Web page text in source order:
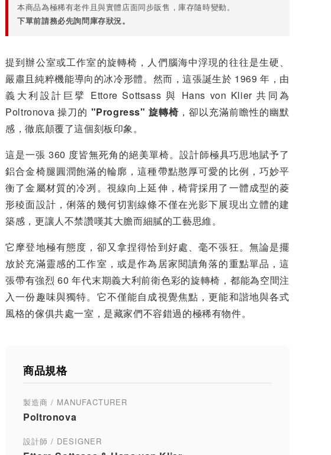
本商品為極稀有老件且與實體店面同步販售，庫存隨時變動。
下單前請務必先詢問庫存狀況。
提到辦公室或工作室的旋轉椅，人們腦海中浮現的往往是生硬、
嚴肅且純粹機能導向的冰冷形體。然而，這張誕生於 1969 年，由
義大利設計巨擘 Ettore Sottsass 與 Hans von Klier 共同為
Poltronova 操刀的 "Progress" 旋轉椅，卻以充滿前瞻性的幽默
感，徹底顛覆了這個刻板印象。
這是一張 360 度皆無死角的絕美單椅。設計師極具巧思地賦予了
鋁合金椅腿圓潤飽滿的輪廓，這種帶點憨厚可愛的比例，巧妙平
衡了金屬材質的冷冽。視線向上延伸，椅背採用了一體成型的菱
形稜面設計，俐落的幾何切割線條不僅在光影下展現出立體的建
築感，更讓人不禁讚嘆其大膽而細膩的工藝思維。
它摩登地極有態度，卻又拿捏得恰到好處、毫不張狂。無論是擺
放於充滿靈感的工作室，或是作為居家閱讀角落的重點單品，這
張帶有強烈 60 年代末期義大利前衛色彩的旋轉椅，都能為空間注
入一份趣味與獨特。它不僅能自成視覺焦點，更能和諧地與各式
風格的傢俱共處一室，是藏家們不容錯過的極稀有物件。
商品規格
製造商 / MANUFACTURER
Poltronova
設計師 / DESIGNER